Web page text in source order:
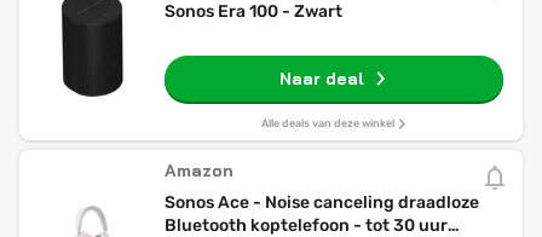
Sonos Era 100 - Zwart
Naar deal
Alle deals van deze winkel
Amazon
Sonos Ace - Noise canceling draadloze
Bluetooth koptelefoon - tot 30 uur